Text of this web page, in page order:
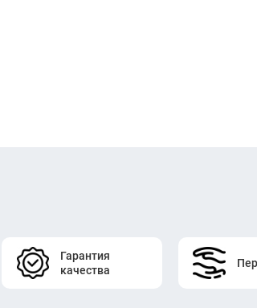
Гарантия
качества